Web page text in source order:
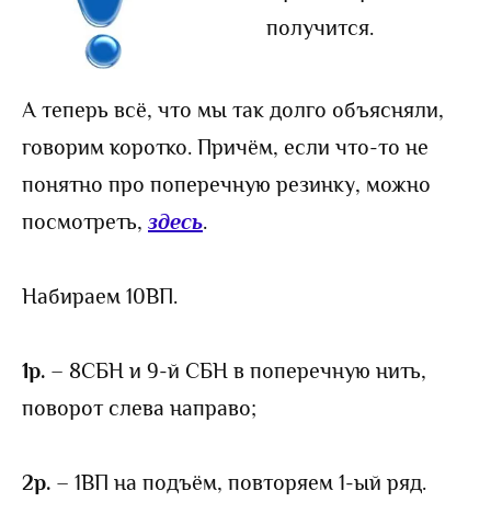
получится.
А теперь всё, что мы так долго объясняли,
говорим коротко. Причём, если что-то не
понятно про поперечную резинку, можно
посмотреть, здесь.
Набираем 10ВП.
1р. – 8СБН и 9-й СБН в поперечную нить,
поворот слева направо;
2р. – 1ВП на подъём, повторяем 1-ый ряд.